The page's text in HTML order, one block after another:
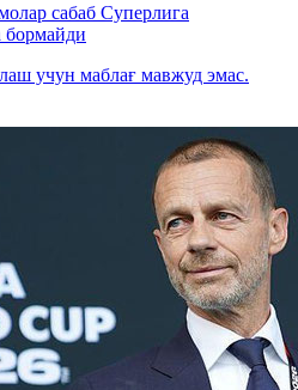
сабаб Суперлига
бормайди
учун маблағ мавжуд эмас.